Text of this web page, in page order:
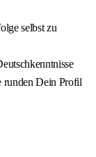
selbst zu
runden Dein Profil